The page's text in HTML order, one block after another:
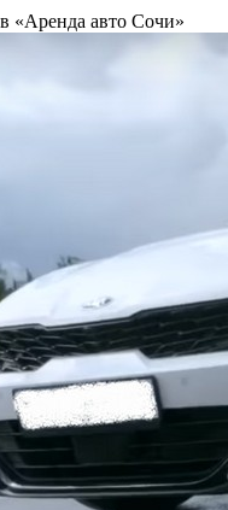
«Аренда авто Сочи»